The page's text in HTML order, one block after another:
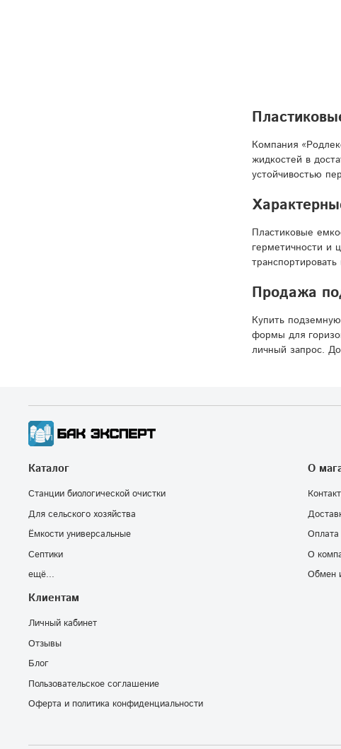
Компания
жидкостей в
устойчивостью
Пластиковые
герметичности и
Продажа
Купить
формы для
личный запрос.
Каталог
Станции биологической очистки
Для сельского хозяйства
Ёмкости универсальные
Септики
ещё...
О
Оплата
О
Обмен
Клиентам
Личный кабинет
Отзывы
Блог
Пользовательское соглашение
Оферта и политика конфиденциальности